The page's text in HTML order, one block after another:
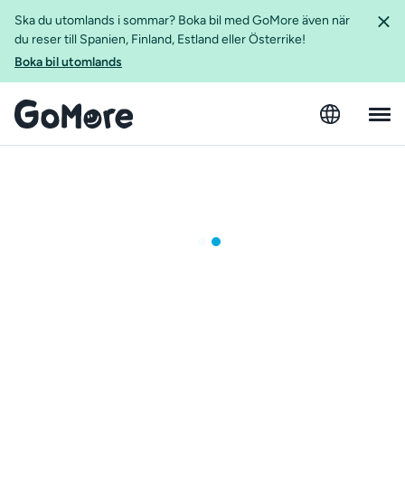
Ska du utomlands i sommar? Boka bil med GoMore även när
du reser till Spanien, Finland, Estland eller Österrike!
Boka bil utomlands